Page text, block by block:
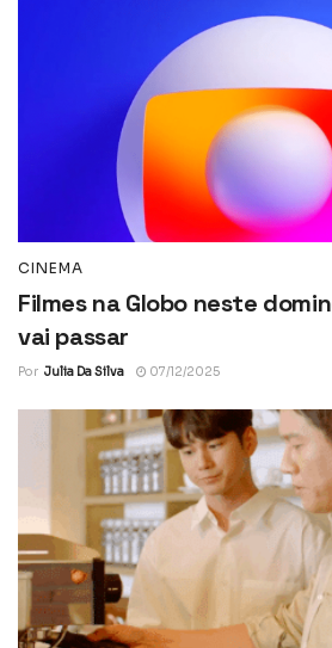
CINEMA
Filmes na Globo neste
vai passar
Por Julia Da Silva 07/12/2025